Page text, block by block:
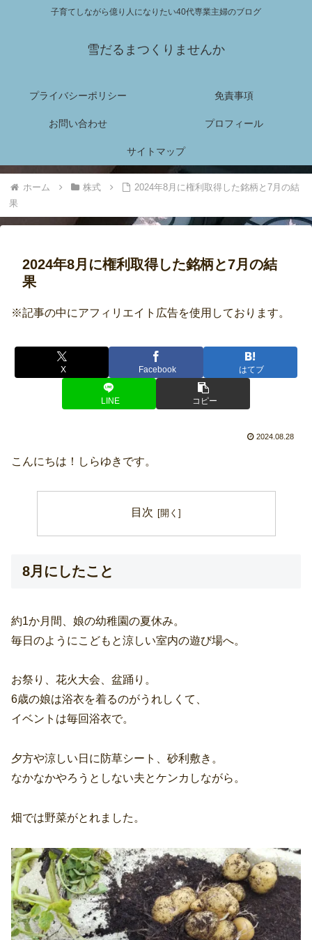
子育てしながら億り人になりたい40代専業主婦のブログ
雪だるまつくりませんか
プライバシーポリシー 免責事項
お問い合わせ プロフィール
サイトマップ
ホーム 株式
2024年8月に権利取得した銘柄と7月の結
果
2024年8月に権利取得した銘柄と7月の結
果
※記事の中にアフィリエイト広告を使用しております。
X Facebook はてブ
LINE コピー
2024.08.28
こんにちは！しらゆきです。
目次
8月にしたこと
約1か月間、娘の幼稚園の夏休み。
毎日のようにこどもと涼しい室内の遊び場へ。
お祭り、花火大会、盆踊り。
6歳の娘は浴衣を着るのがうれしくて、
イベントは毎回浴衣で。
夕方や涼しい日に防草シート、砂利敷き。
なかなかやろうとしない夫とケンカしながら。
畑では野菜がとれました。